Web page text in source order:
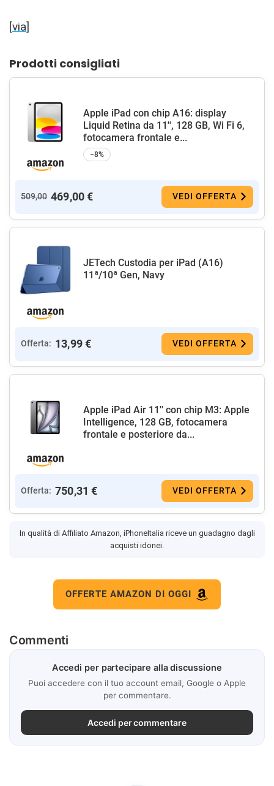
[via]
Prodotti consigliati
Apple iPad con chip A16: display
Liquid Retina da 11'', 128 GB, Wi Fi 6,
fotocamera frontale e...
−8%
509,00 469,00 € VEDI OFFERTA
JETech Custodia per iPad (A16)
11ª/10ª Gen, Navy
Offerta: 13,99 € VEDI OFFERTA
Apple iPad Air 11'' con chip M3: Apple
Intelligence, 128 GB, fotocamera
frontale e posteriore da...
Offerta: 750,31 € VEDI OFFERTA
In qualità di Affiliato Amazon, iPhoneItalia riceve un guadagno dagli
acquisti idonei.
OFFERTE AMAZON DI OGGI
Commenti
Accedi per partecipare alla discussione
Puoi accedere con il tuo account email, Google o Apple
per commentare.
Accedi per commentare